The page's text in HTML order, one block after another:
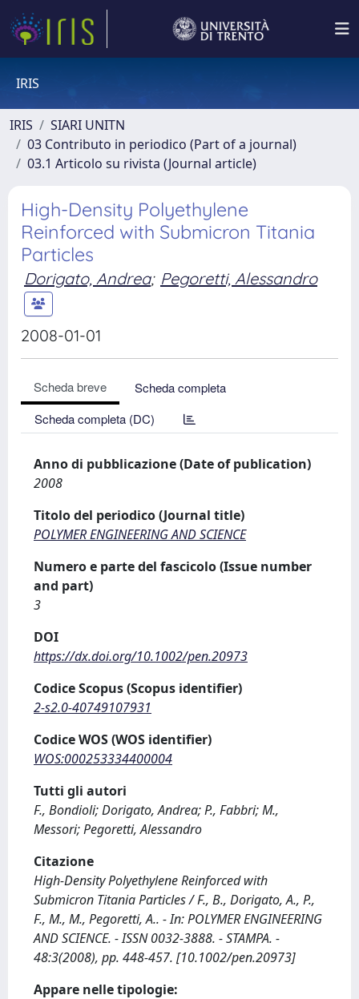
IRIS
IRIS
SIARI UNITN
03 Contributo in periodico (Part of a journal)
03.1 Articolo su rivista (Journal article)
High-Density Polyethylene
Reinforced with Submicron Titania
Particles
Dorigato, Andrea; Pegoretti, Alessandro
2008-01-01
Scheda breve
Scheda completa
Scheda completa (DC)
Anno di pubblicazione (Date of publication)
2008
Titolo del periodico (Journal title)
POLYMER ENGINEERING AND SCIENCE
Numero e parte del fascicolo (Issue number
and part)
3
DOI
https://dx.doi.org/10.1002/pen.20973
Codice Scopus (Scopus identifier)
2-s2.0-40749107931
Codice WOS (WOS identifier)
WOS:000253334400004
Tutti gli autori
F., Bondioli; Dorigato, Andrea; P., Fabbri; M.,
Messori; Pegoretti, Alessandro
Citazione
High-Density Polyethylene Reinforced with
Submicron Titania Particles / F., B., Dorigato, A., P.,
F., M., M., Pegoretti, A.. - In: POLYMER ENGINEERING
AND SCIENCE. - ISSN 0032-3888. - STAMPA. -
48:3(2008), pp. 448-457. [10.1002/pen.20973]
Appare nelle tipologie: